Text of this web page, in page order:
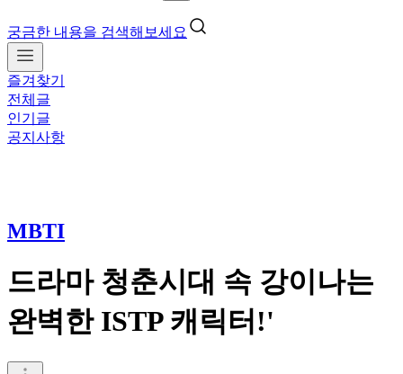
궁금한 내용을 검색해보세요
즐겨찾기
전체글
인기글
공지사항
MBTI
드라마 청춘시대 속 강이나는
완벽한 ISTP 캐릭터!'